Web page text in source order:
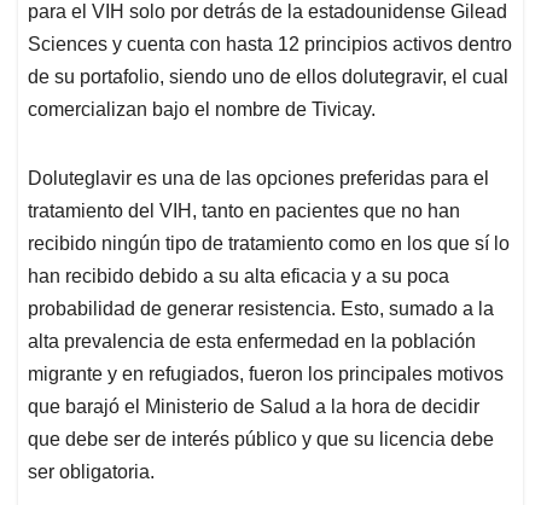
para el VIH solo por detrás de la estadounidense Gilead
Sciences y cuenta con hasta 12 principios activos dentro
de su portafolio, siendo uno de ellos dolutegravir, el cual
comercializan bajo el nombre de Tivicay.
Doluteglavir es una de las opciones preferidas para el
tratamiento del VIH, tanto en pacientes que no han
recibido ningún tipo de tratamiento como en los que sí lo
han recibido debido a su alta eficacia y a su poca
probabilidad de generar resistencia. Esto, sumado a la
alta prevalencia de esta enfermedad en la población
migrante y en refugiados, fueron los principales motivos
que barajó el Ministerio de Salud a la hora de decidir
que debe ser de interés público y que su licencia debe
ser obligatoria.